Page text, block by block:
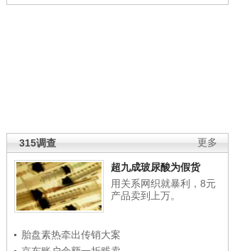
更多
315调查
超九成玻尿酸为假货
用关系网织就暴利，8元
产品卖到上万。
胎盘素热牵出传销大案